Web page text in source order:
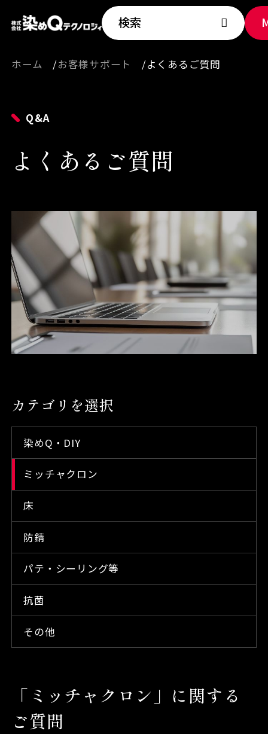
検索
ホーム お客様サポート よくあるご質問
Q&A
よくあるご質問
カテゴリを選択
染めQ・DIY
ミッチャクロン
床
防錆
パテ・シーリング等
抗菌
その他
「ミッチャクロン」に関する
ご質問